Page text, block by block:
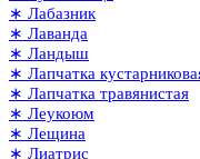
∗ Лабазник
∗ Лаванда
∗ Ландыш
∗ Лапчатка
∗ Лапчатка травянистая
∗ Леукоюм
∗ Лещина
∗ Лиатрис